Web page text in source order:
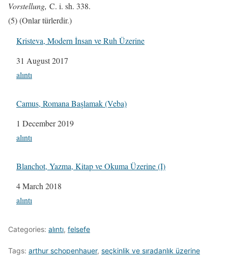
Vorstellung, C. i. sh. 338.
(5) (Onlar türlerdir.)
Kristeva, Modern İnsan ve Ruh Üzerine
Date
31 August 2017
In relation to
alıntı
Camus, Romana Başlamak (Veba)
Date
1 December 2019
In relation to
alıntı
Blanchot, Yazma, Kitap ve Okuma Üzerine (I)
Date
4 March 2018
In relation to
alıntı
Categories: alıntı, felsefe
Tags: arthur schopenhauer, seçkinlik ve sıradanlık üzerine